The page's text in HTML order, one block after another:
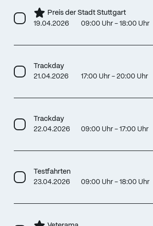
Preis der Stadt Stuttgart
19.04.2026
09:00 Uhr - 18:00 Uhr
Trackday
21.04.2026
17:00 Uhr - 20:00 Uhr
Trackday
22.04.2026
09:00 Uhr - 17:00 Uhr
Testfahrten
23.04.2026
09:00 Uhr - 18:00 Uhr